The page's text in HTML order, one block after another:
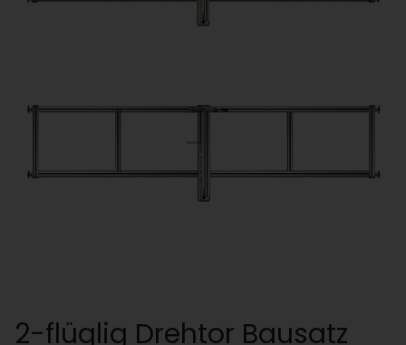
2-flüglig Drehtor Bausatz